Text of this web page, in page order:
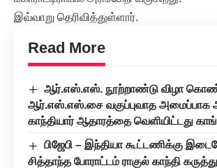
இவ்வாறு தெரிவித்துள்ளார்.
Read More
ஆர்.எஸ்.எஸ். நூற்றாண்டு விழா
ஆர்.எஸ்.எஸ்.சை வகுப்புவாத அமைப்பாக
காந்தியார் ஆதாரத்தை வெளியிட்டது
பிஜேபி – இந்தியா கூட்டணிக்கு
சித்தாந்த போராட்டம் ராகுல் காந்தி கருத்து